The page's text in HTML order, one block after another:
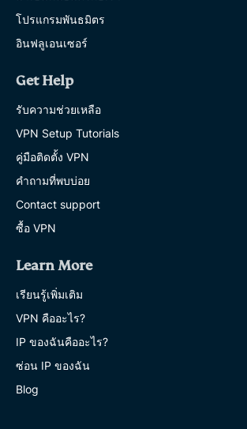
โปรแกรมพันธมิตร
อินฟลูเอนเซอร์
Get Help
รับความช่วยเหลือ
VPN Setup Tutorials
คู่มือติดตั้ง VPN
คำถามที่พบบ่อย
Contact support
ซื้อ VPN
Learn More
เรียนรู้เพิ่มเติม
VPN คืออะไร?
IP ของฉันคืออะไร?
ซ่อน IP ของฉัน
Blog